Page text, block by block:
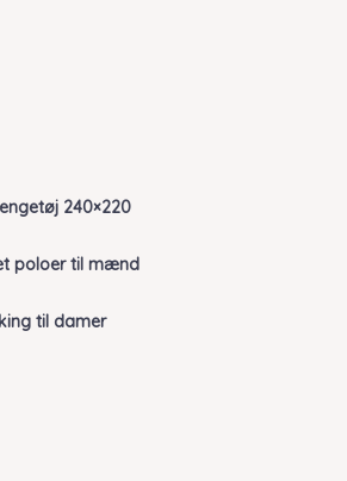
240×220
poloer til mænd
til damer